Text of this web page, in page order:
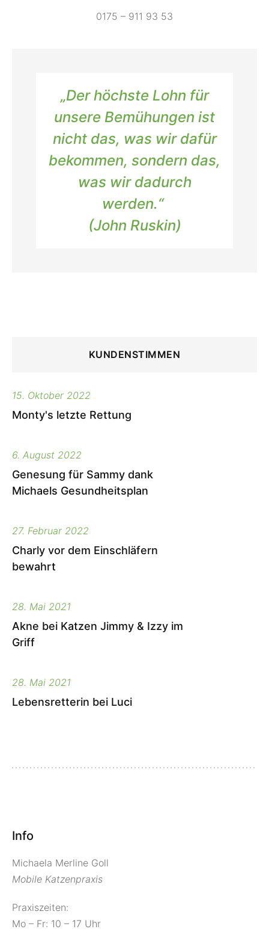
0175 – 911 93 53
„Der höchste Lohn für
unsere Bemühungen ist
nicht das, was wir dafür
bekommen, sondern das,
was wir dadurch
werden.“
(John Ruskin)
KUNDENSTIMMEN
15. Oktober 2022
Monty's letzte Rettung
6. August 2022
Genesung für Sammy dank
Michaels Gesundheitsplan
27. Februar 2022
Charly vor dem Einschläfern
bewahrt
28. Mai 2021
Akne bei Katzen Jimmy & Izzy im
Griff
28. Mai 2021
Lebensretterin bei Luci
Info
Michaela Merline Goll
Mobile Katzenpraxis
Praxiszeiten:
Mo – Fr: 10 – 17 Uhr